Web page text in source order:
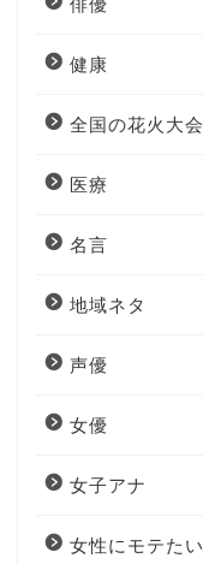
俳優
健康
全国の花火大会
医療
名言
地域ネタ
声優
女優
女子アナ
女性にモテたい